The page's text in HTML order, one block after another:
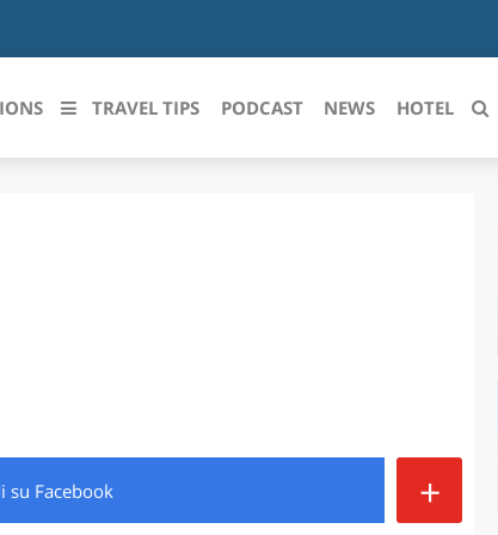
ROMAGNA PIEMONTE
TRAVEL TIPS PODCAST NEWS HOTEL
su Facebook +